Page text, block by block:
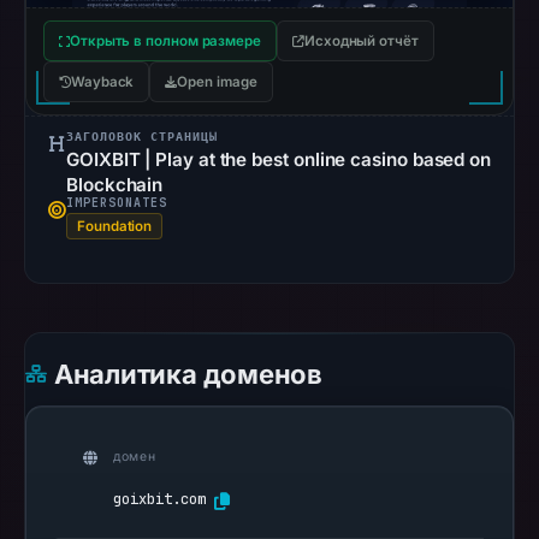
Mar
1,
2026
UTC.
result
on
at
Открыть в полном размере Исходный отчёт
Wayback Open image
ЗАГОЛОВОК СТРАНИЦЫ
GOIXBIT | Play at the best online casino based on
Blockchain
IMPERSONATES
Foundation
Аналитика доменов
домен
goixbit.com